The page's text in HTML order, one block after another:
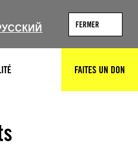
FERMER
RECHERCHERFAITES UN DON